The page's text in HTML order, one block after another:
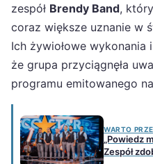
zespół Brendy Band,
coraz większe uznanie w
Ich żywiołowe wykonania
że grupa przyciągnęła
programu emitowanego
WARTO
„Powiedz
Zespół